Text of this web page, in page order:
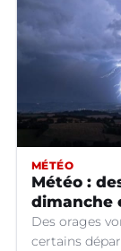
MÉTÉO
Météo :
dimanche
Des orages
certains